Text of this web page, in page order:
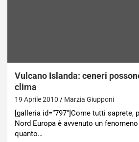
Vulcano Islanda: ceneri
clima
19 Aprile 2010 Marzia Giupponi
[galleria id=”797″]Come tutti saprete,
Nord Europa è avvenuto un
quanto…